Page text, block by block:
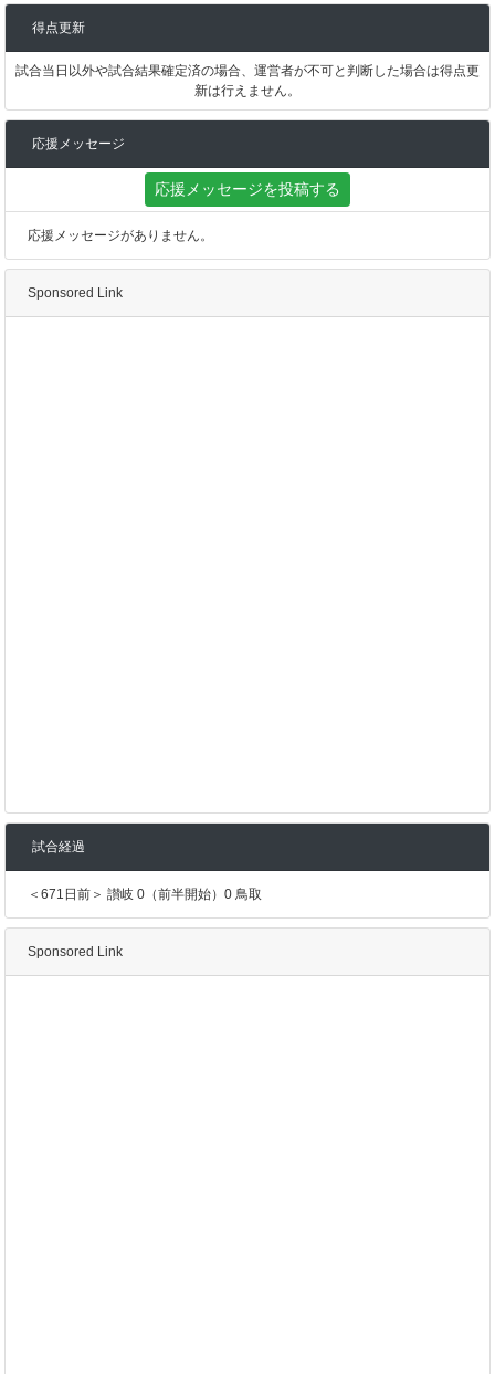
得点更新
試合当日以外や試合結果確定済の場合、運営者が不可と判断した場合は得点更
新は行えません。
応援メッセージ
応援メッセージを投稿する
応援メッセージがありません。
Sponsored Link
試合経過
＜671日前＞ 讃岐 0（前半開始）0 鳥取
Sponsored Link